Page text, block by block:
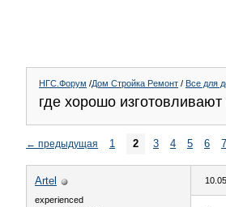
НГС.Форум /Дом Стройка Ремонт / Все для
где хорошо
← предыдущая 1 2 3 4 5 6 7
Artel
experienced